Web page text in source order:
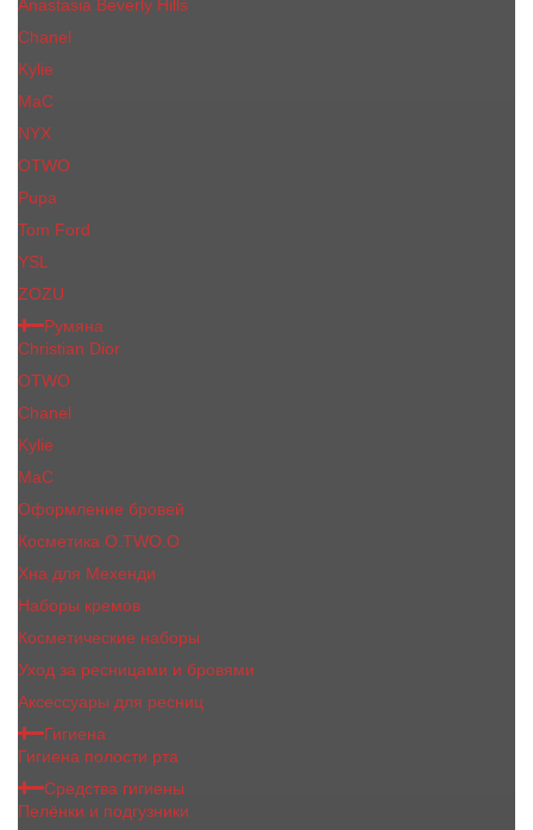
Anastasia Beverly Hills
Chanel
Kylie
MaC
NYX
OTWO
Pupa
Tom Ford
YSL
ZOZU
Румяна
Christian Dior
OTWO
Сhanеl
Kylie
MaC
Оформление бровей
Косметика O.TWO.O
Хна для Мехенди
Наборы кремов
Косметические наборы
Уход за ресницами и бровями
Аксессуары для ресниц
Гигиена
Гигиена полости рта
Средства гигиены
Пелёнки и подгузники